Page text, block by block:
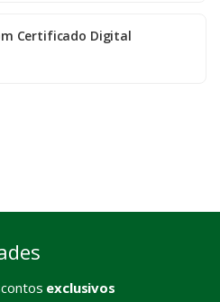
Certificado Digital
exclusivos